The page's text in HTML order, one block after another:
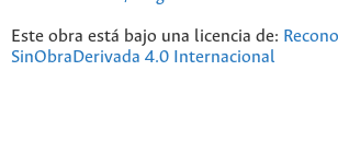
Este obra está bajo una licencia de:
SinObraDerivada 4.0 Internacional